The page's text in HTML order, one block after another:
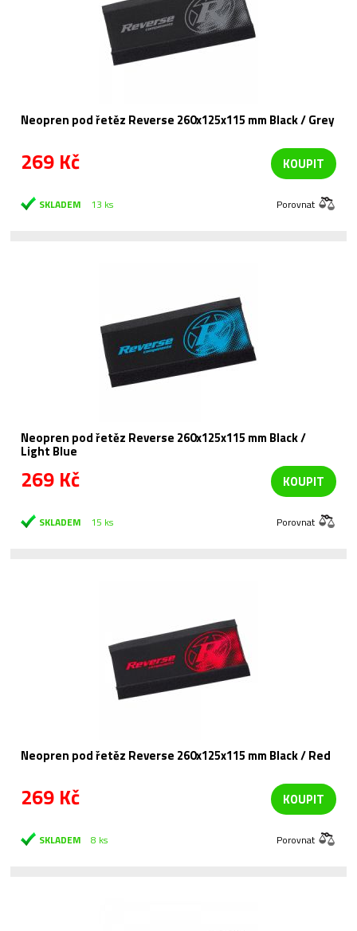
Neopren pod řetěz Reverse 260x125x115 mm Black / Grey
269 Kč KOUPIT
SKLADEM 13 ks Porovnat
Neopren pod řetěz Reverse 260x125x115 mm Black /
Light Blue
269 Kč KOUPIT
SKLADEM 15 ks Porovnat
Neopren pod řetěz Reverse 260x125x115 mm Black / Red
269 Kč KOUPIT
SKLADEM 8 ks Porovnat